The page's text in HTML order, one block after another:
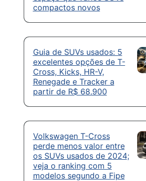
compactos novos
Guia de SUVs usados: 5
excelentes opções de T-
Cross, Kicks, HR-V,
Renegade e Tracker a
partir de R$ 68.900
Volkswagen T-Cross
perde menos valor entre
os SUVs usados de 2024;
veja o ranking com 5
modelos segundo a Fipe